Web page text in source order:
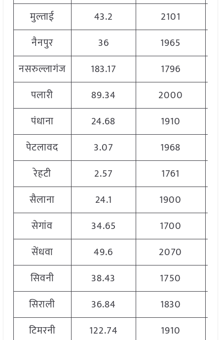
मुल्ताई
43.2
2101
नैनपुर
36
1965
नसरुल्लागंज
183.17
1796
पलारी
89.34
2000
पंधाना
24.68
1910
पेटलावद
3.07
1968
रेहटी
2.57
1761
सैलाना
24.1
1900
सेगांव
34.65
1700
सेंधवा
49.6
2070
सिवनी
38.43
1750
सिराली
36.84
1830
टिमरनी
122.74 1910